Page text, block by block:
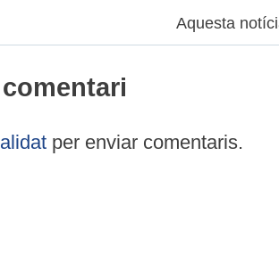
Aquesta
per enviar comentaris.